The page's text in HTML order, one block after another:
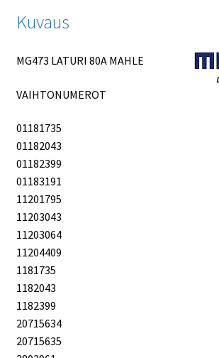
Kuvaus
MG473 LATURI 80А MAHLE
VAIHTONUMEROT
01181735
01182043
01182399
01183191
11201795
11203043
11203064
11204409
1181735
1182043
1182399
20715634
20715635